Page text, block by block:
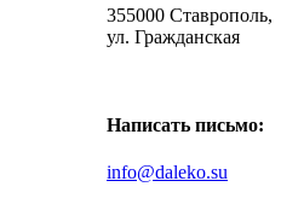
355000 Ставрополь,
ул. Гражданская
Написать письмо:
info@daleko.su